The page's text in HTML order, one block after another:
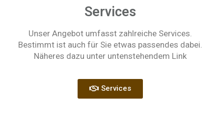
Services
Unser Angebot umfasst zahlreiche Services.
Bestimmt ist auch für Sie etwas passendes dabei.
Näheres dazu unter untenstehendem Link
Services